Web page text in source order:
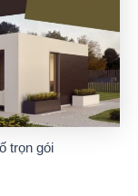
trọn gói